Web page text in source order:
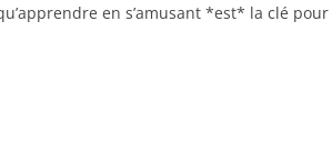
en s’amusant *est* la clé pour